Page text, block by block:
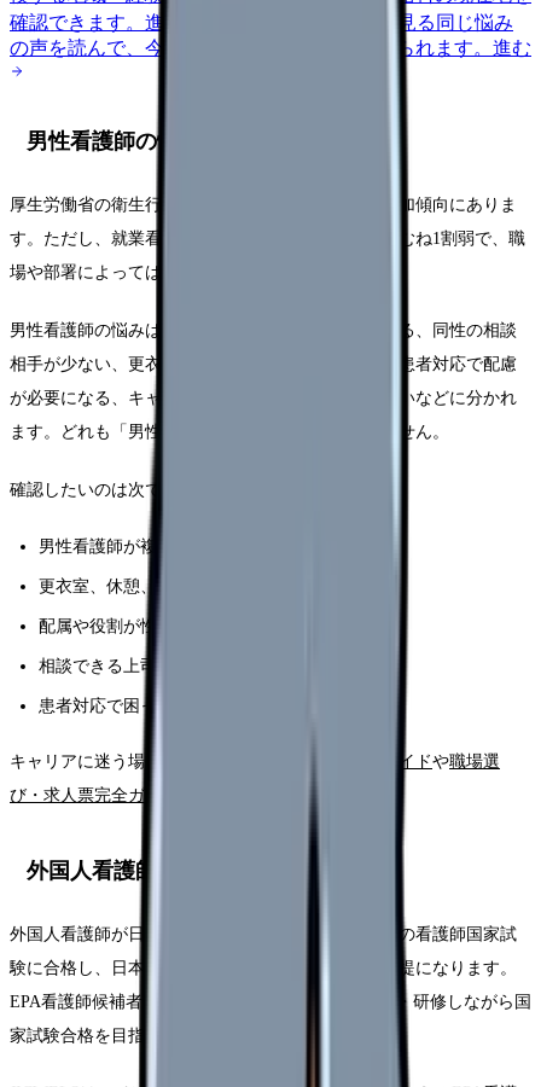
確認できます。 進む 匿名掲示板で本音を見る 同じ悩み
の声を読んで、今の職場だけの問題か確かめられます。 進む
男性看護師の悩み
厚生労働省の衛生行政報告例では、男性看護師は増加傾向にありま
す。ただし、就業看護師に占める男性の割合はおおむね1割弱で、職
場や部署によっては少数派です。
男性看護師の悩みは、力仕事を当然のように頼まれる、同性の相談
相手が少ない、更衣室や休憩環境が整っていない、患者対応で配慮
が必要になる、キャリアのロールモデルが見えにくいなどに分かれ
ます。どれも「男性だから我慢する」話ではありません。
確認したいのは次です。
男性看護師が複数いるか
更衣室、休憩、仮眠などの環境が整っているか
配属や役割が性別で偏っていないか
相談できる上司や先輩がいるか
患者対応で困った時のフォロー体制があるか
キャリアに迷う場合は、 若手・中堅キャリア完全ガイドや職場選
び・求人票完全ガイド
外国人看護師として日本で働く
外国人看護師が日本で看護師として働くには、日本の看護師国家試
験に合格し、日本の看護師免許を取得することが前提になります。
EPA看護師候補者として来日し、受入れ施設で就労・研修しながら国
家試験合格を目指すルートがあります。